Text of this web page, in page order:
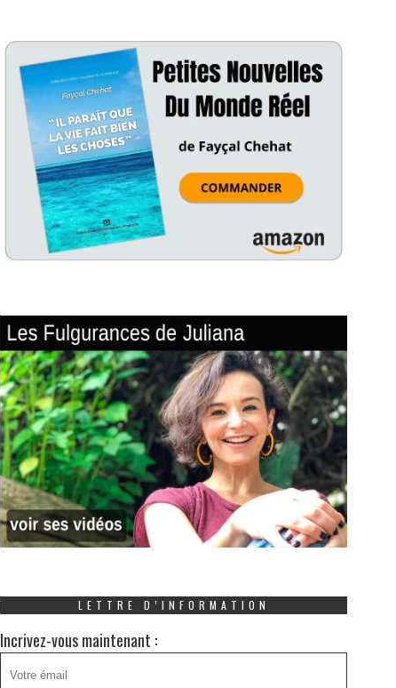
LETTRE D’INFORMATION
Incrivez-vous maintenant :